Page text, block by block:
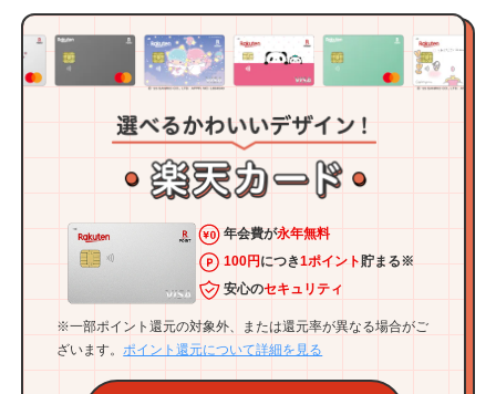
メリットを比較し、実現するために何をすべきか、その
具体的なステップを解説します。
年会費が永年無料
100円につき1ポイント貯まる※
安心のセキュリティ
※一部ポイント還元の対象外、または還元率が異なる場合がご
ざいます。ポイント還元について詳細を見る